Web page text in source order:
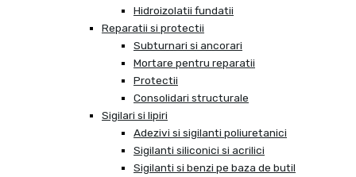
Hidroizolatii fundatii
Reparatii si protectii
Subturnari si ancorari
Mortare pentru reparatii
Protectii
Consolidari structurale
Sigilari si lipiri
Adezivi si sigilanti poliuretanici
Sigilanti siliconici si acrilici
Sigilanti si benzi pe baza de butil